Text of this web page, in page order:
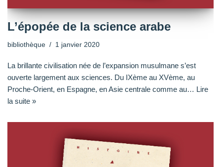
L’épopée de la science arabe
bibliothèque 1 janvier 2020
La brillante civilisation née de l’expansion musulmane s’est
ouverte largement aux sciences. Du IXème au XVème, au
Proche-Orient, en Espagne, en Asie centrale comme au… Lire
la suite »